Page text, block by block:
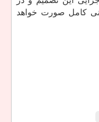
كامل صورت خواهد